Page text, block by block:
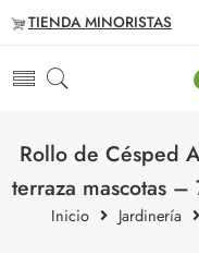
TIENDA MINORISTAS
Rollo de Césped
terraza mascotas
Inicio Jardinería